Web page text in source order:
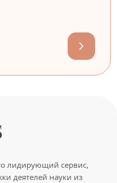
лидирующий сервис,
деятелей науки из